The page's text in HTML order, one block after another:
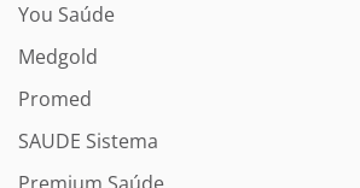
You Saúde
Medgold
Promed
SAUDE Sistema